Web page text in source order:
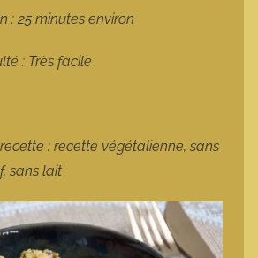
: 25 minutes environ
: Très facile
: recette végétalienne, sans
sans lait